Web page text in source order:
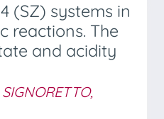
(SZ) systems in
reactions. The
and acidity
SIGNORETTO,